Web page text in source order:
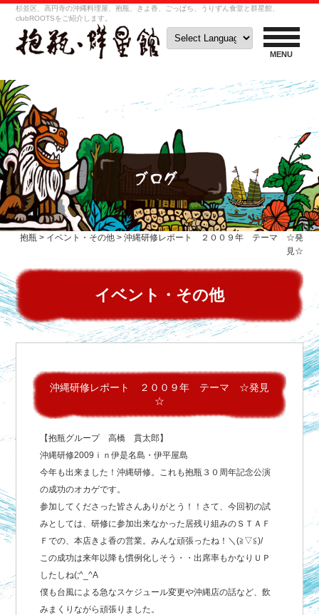
杉並区、高円寺の沖縄料理屋、抱瓶、きよ香、ごっぱち、うりずん食堂と群星館、
clubROOTSをご紹介します。
MENU
抱瓶 > イベント・その他> 沖縄研修レポート ２００９年 テーマ ☆発
見☆
イベント・その他
沖縄研修レポート ２００９年 テーマ ☆発見
☆
【抱瓶グループ 高橋 貫太郎】
沖縄研修2009ｉｎ伊是名島・伊平屋島
今年も出来ました！沖縄研修。これも抱瓶３０周年記念公演
の成功のオカゲです。
参加してくださった皆さんありがとう！！さて、今回初の試
みとしては、研修に参加出来なかった居残り組みのＳＴＡＦ
Ｆでの、本店きよ香の営業。みんな頑張ったね！＼(≧▽≦)/
この成功は来年以降も慣例化しそう・・出席率もかなりＵＰ
したしね(;^_^A
僕も台風による急なスケジュール変更や沖縄店の話など、飲
みまくりながら頑張りました。